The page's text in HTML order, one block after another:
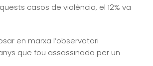
casos de violència, el 12% va
en marxa l’observatori
que fou assassinada per un